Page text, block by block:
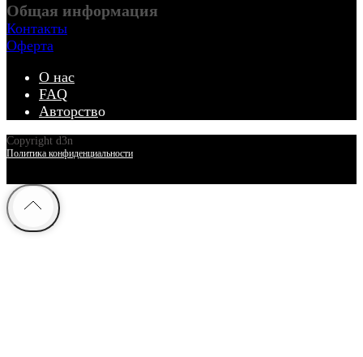
Общая информация
Контакты
Оферта
О нас
FAQ
Авторство
Copyright d3n
Политика конфиденциальности